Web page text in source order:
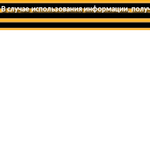
В случае использования информации,